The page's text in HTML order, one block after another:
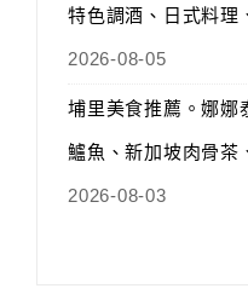
特色調酒、日式料理
2026-08-05
埔里美食推薦。娜娜
鱸魚、新加坡肉骨茶
2026-08-03